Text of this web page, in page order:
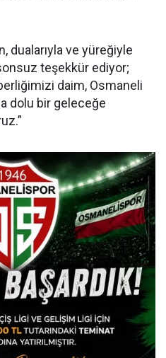
dualarıyla ve yüreğiyle
teşekkür ediyor;
daim, Osmaneli
dolu bir geleceğe